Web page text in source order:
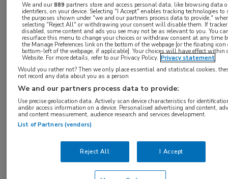
diabetisch maculaoedeem die voor een klinische
trial 2 jaar faricimab kregen, laat zien dat het
medicijn goed verdragen blijft worden en dat de
behandeling een duurzaam effect oplevert. Dit
blijkt uit de RHONE-X-studie, waarin patiënten
werden geïncludeerd uit de fase III YOSEMITE- en
RHINE-studies.
De RHONE-X was een 2 jaar durende extensiestudie
die deelnemers includeerde die eerder participeerden
in een van de fase III-studies met faricimab en de
behandeling afgerond hadden zonder
onderbrekingen. Deelnemers aan de YOSEMITE- en
We and our889 partners store and access personal data, like browsing data
identifiers, on your device. Selecting "I Accept" enables tracking technologies to
the purposes shown under "we and our partners process data to provide,"
selecting "Reject All" or withdrawing your consent will disable them. If
disabled, some content and ads you see may not be as relevant to you. You
resurface this menu to change your choices or withdraw consent at any time
the Manage Preferences link on the bottom of the webpage [or the floating icon
bottom-left of the webpage, if applicable]. Your choices will have effect within
Website. For more details, refer to our Privacy Policy. Privacy statement
Would you rather not? Then we only place essential and statistical cookies,
not record any data about you as a person
We and our partners process data to provide:
Use precise geolocation data. Actively scan device characteristics for
and/or access information on a device. Personalised advertising and content,
and content measurement, audience research and services development.
List of Partners (vendors)
Reject All I Accept